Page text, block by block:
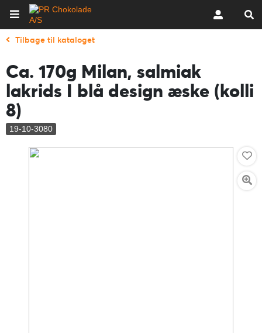
Tilbage til kataloget
Ca. 170g Milan, salmiak
lakrids I blå design æske (kolli
8)
19-10-3080